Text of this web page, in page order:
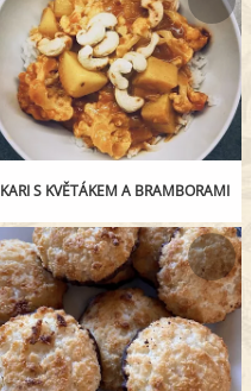
KARI S KVĚTÁKEM A BRAMBORAMI